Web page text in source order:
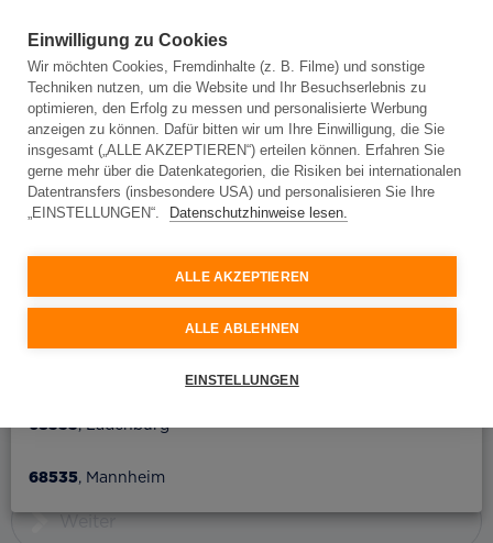
Adresseingabe
Adresseingabe
Glasfaser an Ihrem Standort verfügbar ist.
Hausnummer
Weiter
Einwilligung zu Cookies
Wir möchten Cookies, Fremdinhalte (z. B. Filme) und sonstige
Techniken nutzen, um die Website und Ihr Besuchserlebnis zu
optimieren, den Erfolg zu messen und personalisierte Werbung
anzeigen zu können. Dafür bitten wir um Ihre Einwilligung, die Sie
insgesamt („ALLE AKZEPTIEREN“) erteilen können. Erfahren Sie
gerne mehr über die Datenkategorien, die Risiken bei internationalen
Datentransfers (insbesondere USA) und personalisieren Sie Ihre
„EINSTELLUNGEN“.
Datenschutzhinweise lesen.
ALLE AKZEPTIEREN
ALLE ABLEHNEN
EINSTELLUNGEN
, Edingen-Neckarhausen
68535, Ladenburg
68535, Mannheim